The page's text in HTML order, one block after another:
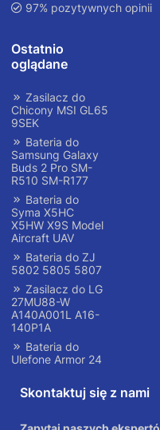
97% pozytywnych opinii
Ostatnio
oglądane
Zasilacz do
Chicony MSI GL65
9SEK
Bateria do
Samsung Galaxy
Buds 2 Pro SM-
R510 SM-R177
Bateria do
Syma X5HC
X5HW X9S Model
Aircraft UAV
Bateria do ZJ
5802 5805 5807
Zasilacz do LG
27MU88-W
A140A001L A16-
140P1A
Bateria do
Ulefone Armor 24
Skontaktuj się z nami